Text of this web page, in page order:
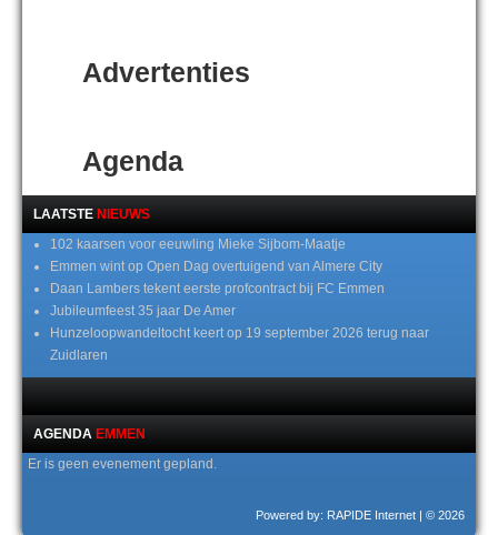
Advertenties
Agenda
LAATSTE NIEUWS
102 kaarsen voor eeuwling Mieke Sijbom-Maatje
Emmen wint op Open Dag overtuigend van Almere City
Daan Lambers tekent eerste profcontract bij FC Emmen
Jubileumfeest 35 jaar De Amer
Hunzeloopwandeltocht keert op 19 september 2026 terug naar
Zuidlaren
AGENDA EMMEN
Er is geen evenement gepland.
Powered by: RAPIDE Internet | © 2026